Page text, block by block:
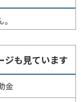
ジも見ています
金